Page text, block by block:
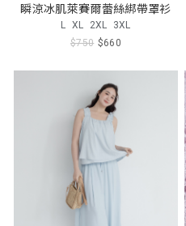
瞬涼冰肌萊賽爾蕾絲綁帶罩衫
L XL 2XL 3XL
$750 $660